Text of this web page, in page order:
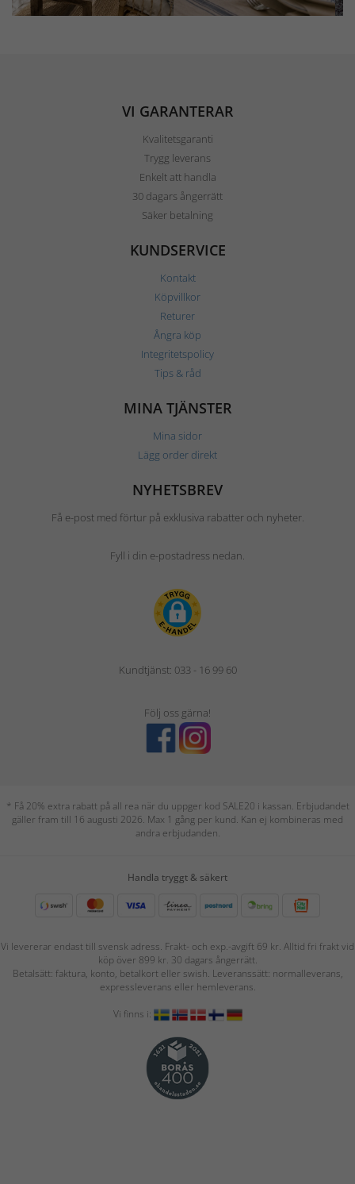
VI GARANTERAR
Kvalitetsgaranti
Trygg leverans
Enkelt att handla
30 dagars ångerrätt
Säker betalning
KUNDSERVICE
Kontakt
Köpvillkor
Returer
Ångra köp
Integritetspolicy
Tips & råd
MINA TJÄNSTER
Mina sidor
Lägg order direkt
NYHETSBREV
Få e-post med förtur på exklusiva rabatter och nyheter.
Fyll i din e-postadress nedan.
Kundtjänst: 033 - 16 99 60
Följ oss gärna!
* Få 20% extra rabatt på all rea när du uppger kod SALE20 i kassan. Erbjudandet
gäller fram till 16 augusti 2026. Max 1 gång per kund. Kan ej kombineras med
andra erbjudanden.
Handla tryggt & säkert
Vi levererar endast till svensk adress. Frakt- och exp.-avgift 69 kr. Alltid fri frakt vid
köp över 899 kr. 30 dagars ångerrätt.
Betalsätt: faktura, konto, betalkort eller swish. Leveranssätt: normalleverans,
expressleverans eller hemleverans.
Vi finns i: